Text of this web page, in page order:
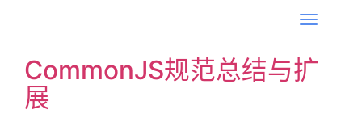
T
g
CommonJS规范总结与扩
展